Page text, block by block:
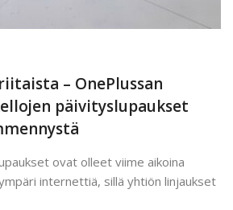
– OnePlussan
päivityslupaukset
ovat olleet viime aikoina
internettiä, sillä yhtiön linjaukset